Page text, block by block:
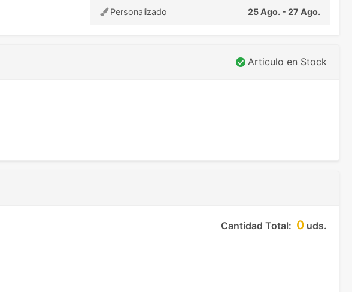
Personalizado
25 Ago. - 27 Ago.
Articulo en Stock
Cantidad Total: 0 uds.